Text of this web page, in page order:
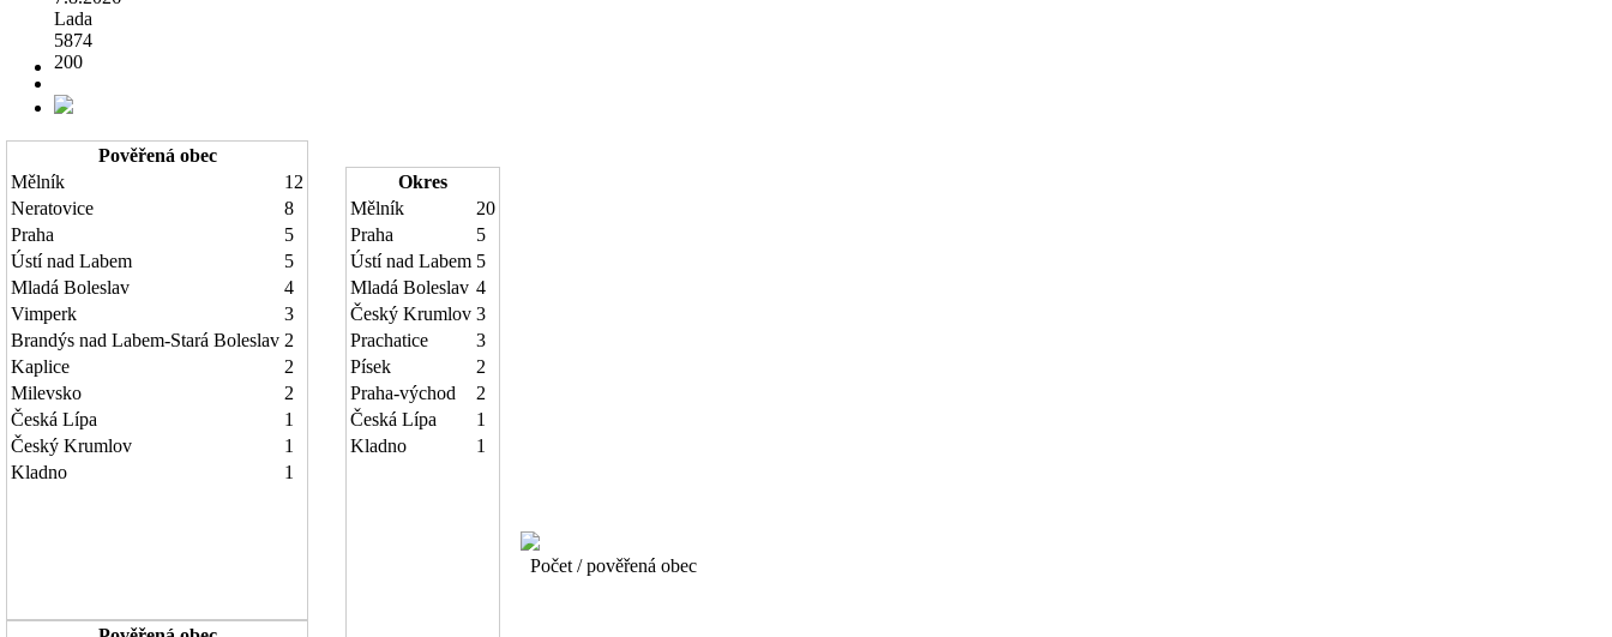
Lada
5874
200
Pověřená obec
Mělník
12
Neratovice
8
Praha
5
Ústí nad Labem
5
Mladá Boleslav
4
Vimperk
3
Brandýs nad Labem-Stará Boleslav 2
Kaplice
2
Milevsko
2
Česká Lípa
1
Český Krumlov
1
Kladno
1
Okres
Mělník
20
Praha
5
Ústí nad Labem 5
Mladá Boleslav 4
Český Krumlov 3
Prachatice
3
Písek
2
Praha-východ
2
Česká Lípa
1
Kladno
1
Počet / pověřená obec